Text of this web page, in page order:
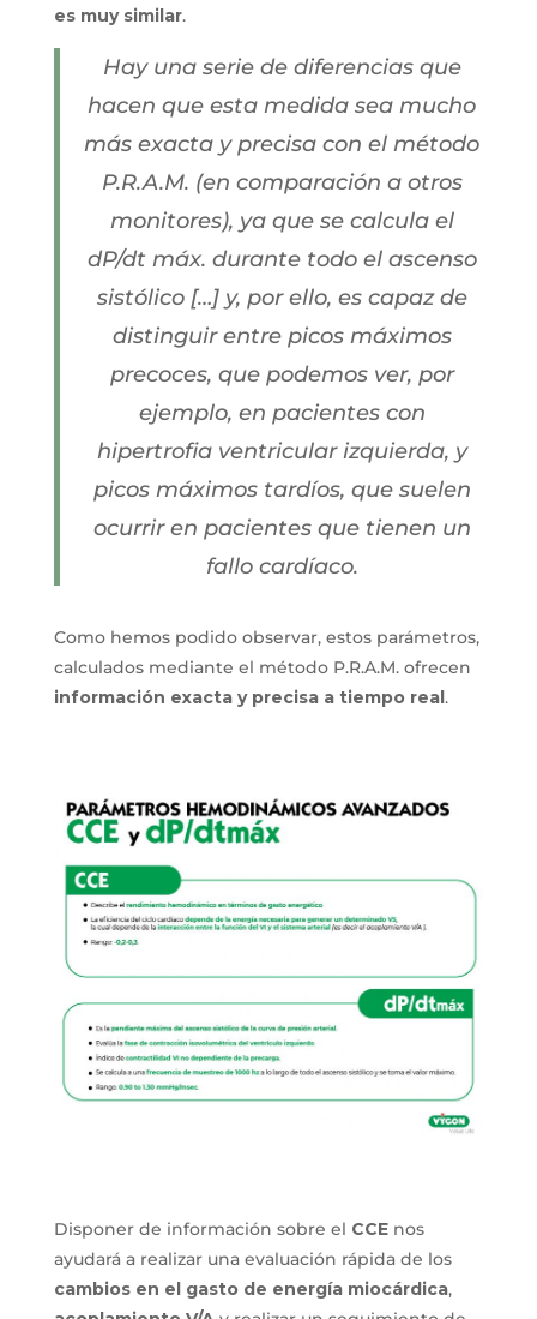
es muy similar.
Hay una serie de diferencias que
hacen que esta medida sea mucho
más exacta y precisa con el método
P.R.A.M. (en comparación a otros
monitores), ya que se calcula el
dP/dt máx. durante todo el ascenso
sistólico […] y, por ello, es capaz de
distinguir entre picos máximos
precoces, que podemos ver, por
ejemplo, en pacientes con
hipertrofia ventricular izquierda, y
picos máximos tardíos, que suelen
ocurrir en pacientes que tienen un
fallo cardíaco.
Como hemos podido observar, estos parámetros,
calculados mediante el método P.R.A.M. ofrecen
información exacta y precisa a tiempo real.
Disponer de información sobre el CCEnos
ayudará a realizar una evaluación rápida de los
cambios en el gasto de energía miocárdica,